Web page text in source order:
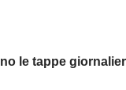
le tappe